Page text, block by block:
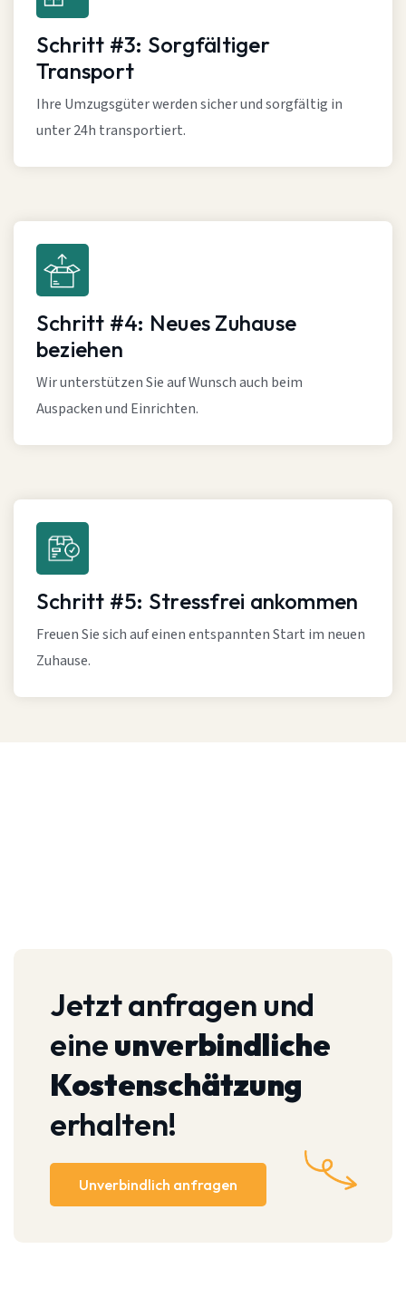
Schritt #3: Sorgfältiger
Transport
Ihre Umzugsgüter werden sicher und sorgfältig in
unter 24h transportiert.
Schritt #4: Neues Zuhause
beziehen
Wir unterstützen Sie auf Wunsch auch beim
Auspacken und Einrichten.
Schritt #5: Stressfrei ankommen
Freuen Sie sich auf einen entspannten Start im neuen
Zuhause.
Jetzt anfragen und
eineunverbindliche
Kostenschätzung
erhalten!
Unverbindlich anfragen